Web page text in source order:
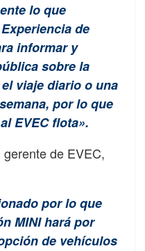
lo que
de
informar y
sobre la
viaje diario o una
por lo que
EVEC flota».
gerente de EVEC,
por lo que
MINI hará por
de vehículos